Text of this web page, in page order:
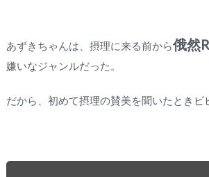
あずきちゃんは、摂理に来る前から俄然
嫌いなジャンルだった。
だから、初めて摂理の賛美を聞いたときビ